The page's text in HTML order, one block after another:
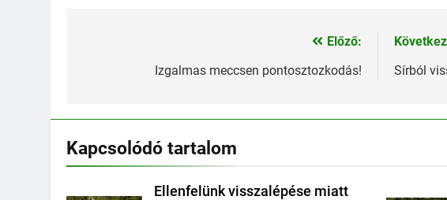
navigáció
Előző:
Izgalmas meccsen pontosztozkodás!
Sírból
Kapcsolódó tartalom
Ellenfelünk visszalépése miatt